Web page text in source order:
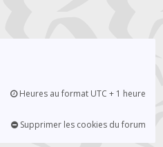
Heures au format UTC + 1 heure
Supprimer les cookies du forum